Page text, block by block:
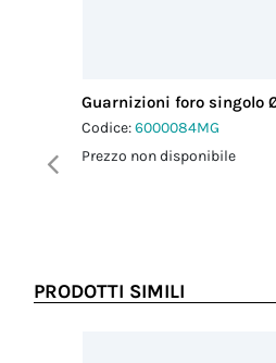
Guarnizioni foro singolo
Codice:6000084MG
Prezzo non disponibile
PRODOTTI SIMILI